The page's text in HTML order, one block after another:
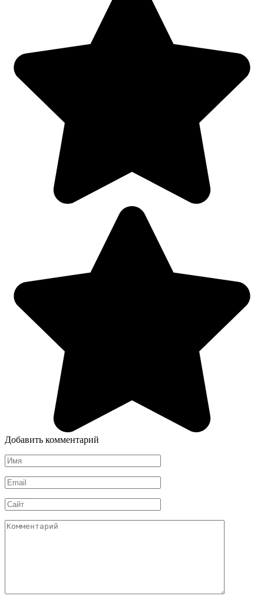
Добавить комментарий
Имя
*
Email
*
Сайт
Комментарий